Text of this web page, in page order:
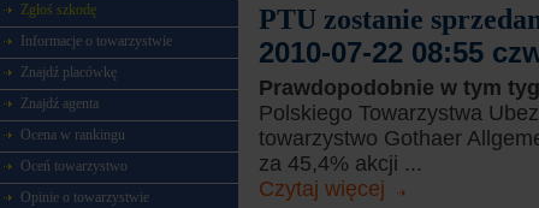
Zgłoś szkodę
Informacje o towarzystwie
Znajdź placówkę
Znajdź agenta
Ocena w rankingu
Oceń towarzystwo
Opinie o towarzystwie
PTU zostanie
2010-07-22 08:55
Prawdopodobnie w tym
Polskiego Towarzystwa
towarzystwo Gothaer
za 45,4% akcji ...
Czytaj więcej